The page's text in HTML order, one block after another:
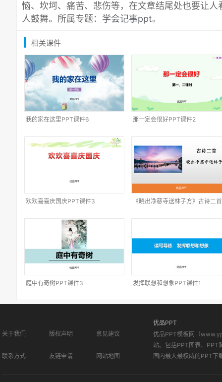
恼、坎坷、痛苦、悲伤等，在文章结尾处也要让
人鼓舞。所属专题： 学会记事ppt。
相关课件
我的家在这里PPT课件6 那一定会很好PPT课件2
欢欢喜喜庆国庆PPT课件3
《晓出净慈寺送林子方》古诗二首
庭中有奇树PPT课件3 发挥联想和想象PPT课件1
关于我们 版权声明 意见建议
联系方式 友链申请 网站地图
优品PPT
优品PPT模板网（
站。包括PPT图表、PPT
国内最大最权威的PPT下